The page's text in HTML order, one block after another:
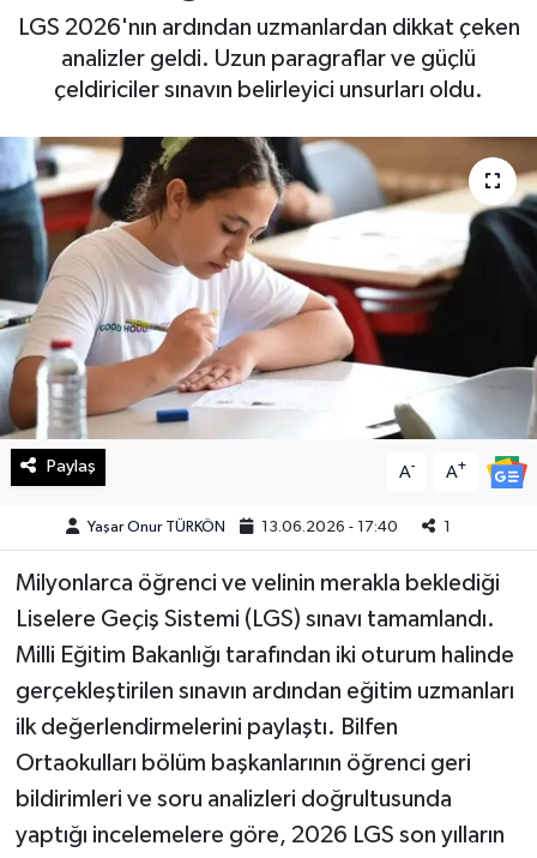
LGS 2026'nın ardından uzmanlardan dikkat çeken
analizler geldi. Uzun paragraflar ve güçlü
çeldiriciler sınavın belirleyici unsurları oldu.
Paylaş A- A+
Yaşar Onur TÜRKÖN 13.06.2026 - 17:40 1
Milyonlarca öğrenci ve velinin merakla beklediği
Liselere Geçiş Sistemi (LGS) sınavı tamamlandı.
Milli Eğitim Bakanlığı tarafından iki oturum halinde
gerçekleştirilen sınavın ardından eğitim uzmanları
ilk değerlendirmelerini paylaştı. Bilfen
Ortaokulları bölüm başkanlarının öğrenci geri
bildirimleri ve soru analizleri doğrultusunda
yaptığı incelemelere göre, 2026 LGS son yılların
Kültür Sanat
Magazin
Manşet Altı
Manşetler
Resmi İlan
Sağlık
Spor
SürManşet
Teknoloji
Yaşam
KAHRAMANMARAŞ